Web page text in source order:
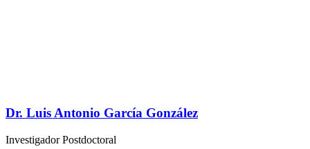
Dr. Luis Antonio García González
Investigador Postdoctoral